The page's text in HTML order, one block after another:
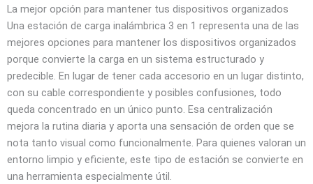
La mejor opción para mantener tus dispositivos organizados
Una estación de carga inalámbrica 3 en 1 representa una de las
mejores opciones para mantener los dispositivos organizados
porque convierte la carga en un sistema estructurado y
predecible. En lugar de tener cada accesorio en un lugar distinto,
con su cable correspondiente y posibles confusiones, todo
queda concentrado en un único punto. Esa centralización
mejora la rutina diaria y aporta una sensación de orden que se
nota tanto visual como funcionalmente. Para quienes valoran un
entorno limpio y eficiente, este tipo de estación se convierte en
una herramienta especialmente útil.